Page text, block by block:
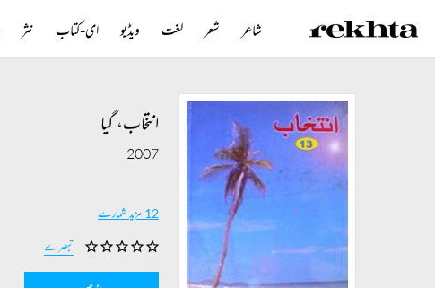
انتخاب، گیا
2007
12 مزید شمارے
تبصرے
شاعر شعر لغت ویڈیو ای-کتاب نثر